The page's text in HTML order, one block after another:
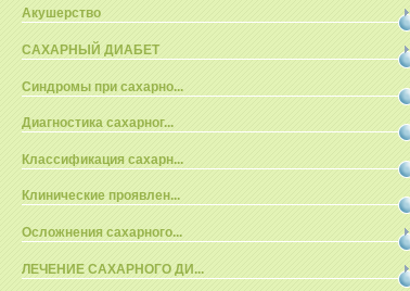
Акушерство
САХАРНЫЙ ДИАБЕТ
Синдромы при сахарно...
Диагностика сахарног...
Классификация сахарн...
Клинические проявлен...
Осложнения сахарного...
ЛЕЧЕНИЕ САХАРНОГО ДИ...